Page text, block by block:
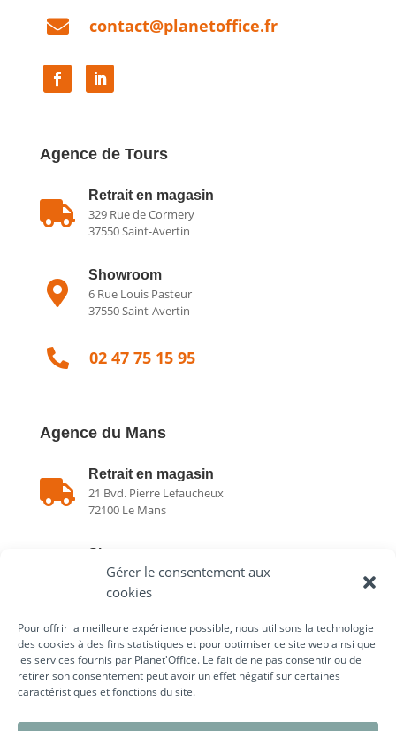
Gérer le consentement aux
cookies
Pour offrir la meilleure expérience possible, nous utilisons la technologie
des cookies à des fins statistiques et pour optimiser ce site web ainsi que
les services fournis par Planet'Office. Le fait de ne pas consentir ou de
retirer son consentement peut avoir un effet négatif sur certaines
caractéristiques et fonctions du site.
 contact@planetoffice.fr
Agence de Tours

Retrait en magasin
329 Rue de Cormery
37550 Saint-Avertin

Showroom
6 Rue Louis Pasteur
37550 Saint-Avertin
 02 47 75 15 95
Agence du Mans

Retrait en magasin
21 Bvd. Pierre Lefaucheux
72100 Le Mans
Showroom
21 Bvd. Pierre Lefaucheux
72100 Le Mans
 02 43 75 78 75